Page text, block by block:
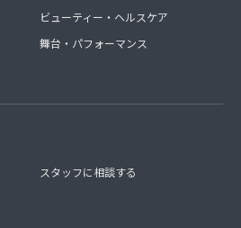
ビューティー・ヘルスケア
舞台・パフォーマンス
スタッフに相談する